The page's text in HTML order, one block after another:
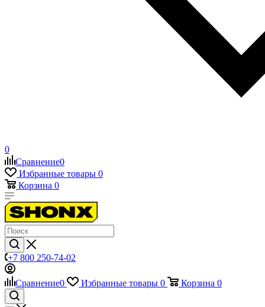
0
Сравнение0
Избранные товары 0
Корзина 0
+7 800 250-74-02
Сравнение0 Избранные товары 0 Корзина 0